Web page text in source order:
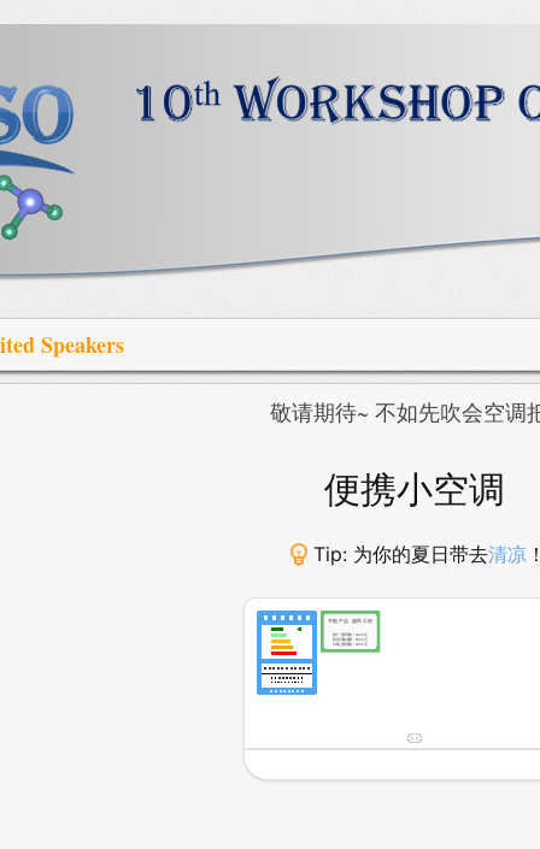
Speakers
敬请期待~ 不如先吹会空调